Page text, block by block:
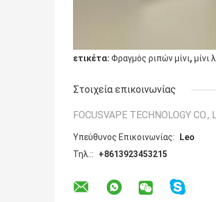
ετικέτα: Φραγμός ριπών μίνι, μίνι
Στοιχεία επικοινωνίας
FOCUSVAPE TECHNOLOGY CO.,
Υπεύθυνος Επικοινωνίας:
Leo
Τηλ.::
+8613923453215